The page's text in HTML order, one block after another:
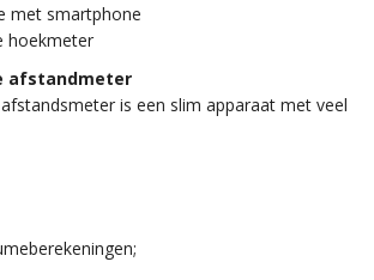
met smartphone
hoekmeter
afstandmeter
afstandsmeter is een slim apparaat met veel